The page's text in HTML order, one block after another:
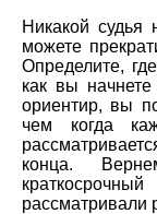
Никакой
можете
Определите,
как вы
ориентир, вы
чем когда
конца.
рассматривали